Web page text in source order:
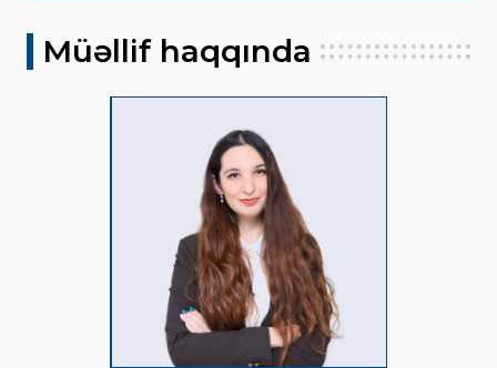
Müəllif haqqında